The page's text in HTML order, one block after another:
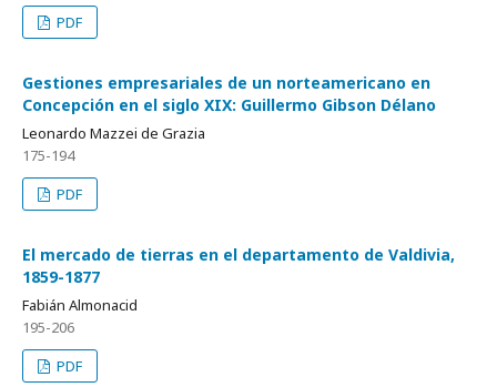
PDF
Gestiones empresariales de un norteamericano en
Concepción en el siglo XIX: Guillermo Gibson Délano
Leonardo Mazzei de Grazia
175-194
PDF
El mercado de tierras en el departamento de Valdivia,
1859-1877
Fabián Almonacid
195-206
PDF